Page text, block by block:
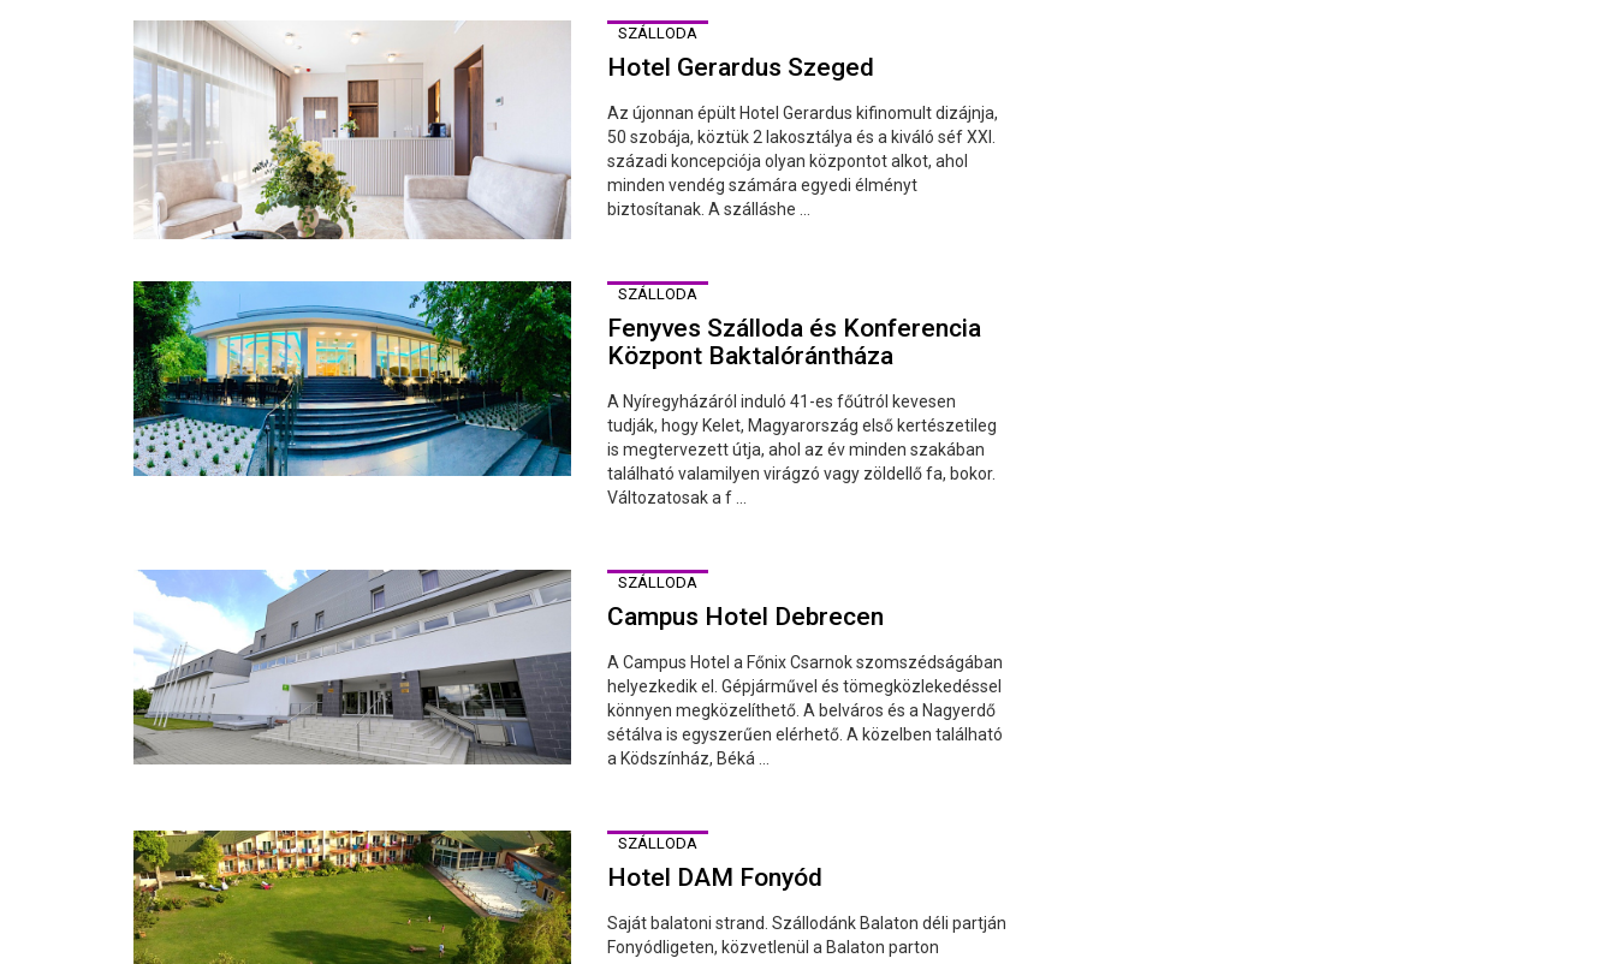
SZÁLLODA
Hotel Gerardus Szeged
Az újonnan épült Hotel Gerardus kifinomult dizájnja,
50 szobája, köztük 2 lakosztálya és a kiváló séf XXI.
századi koncepciója olyan központot alkot, ahol
minden vendég számára egyedi élményt
biztosítanak. A szálláshe ...
SZÁLLODA
Fenyves Szálloda és Konferencia
Központ Baktalórántháza
A Nyíregyházáról induló 41-es főútról kevesen
tudják, hogy Kelet, Magyarország első kertészetileg
is megtervezett útja, ahol az év minden szakában
található valamilyen virágzó vagy zöldellő fa, bokor.
Változatosak a f ...
SZÁLLODA
Campus Hotel Debrecen
A Campus Hotel a Főnix Csarnok szomszédságában
helyezkedik el. Gépjárművel és tömegközlekedéssel
könnyen megközelíthető. A belváros és a Nagyerdő
sétálva is egyszerűen elérhető. A közelben található
a Ködszínház, Béká ...
SZÁLLODA
Hotel DAM Fonyód
Saját balatoni strand. Szállodánk Balaton déli partján
Fonyódligeten, közvetlenül a Balaton parton